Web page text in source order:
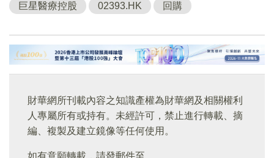
巨星醫療控股 02393.HK 回購
財華網所刊載內容之知識產權為財華網及相關權利
人專屬所有或持有。未經許可，禁止進行轉載、摘
編、複製及建立鏡像等任何使用。
如有意願轉載，請發郵件至